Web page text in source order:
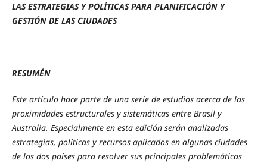
LAS ESTRATEGIAS Y POLÍTICAS PARA PLANIFICACIÓN Y
GESTIÓN DE LAS CIUDADES
RESUMÉN
Este artículo hace parte de una serie de estudios acerca de las
proximidades estructurales y sistemáticas entre Brasil y
Australia. Especialmente en esta edición serán analizadas
estrategias, políticas y recursos aplicados en algunas ciudades
de los dos países para resolver sus principales problemáticas